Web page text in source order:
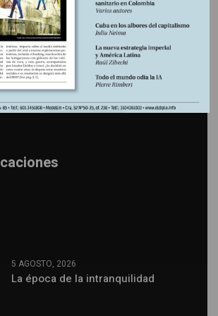
5 AGOSTO, 2026
La época de la intranquilidad